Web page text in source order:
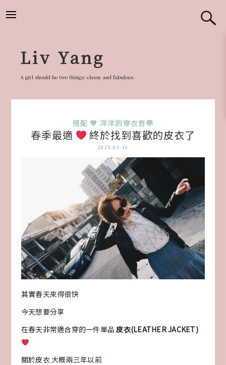
Liv Yang
A girl should be two things: classy and fabulous.
搭配 ♥ 洋洋的穿衣哲學
春季最適 終於找到喜歡的皮衣了
2015-03-16
其實春天來得很快
今天想要分享
在春天非常適合穿的一件單品皮衣(LEATHER JACKET)
關於皮衣 大概兩三年以前